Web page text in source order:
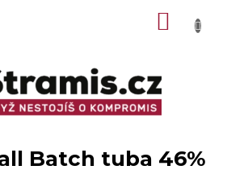
Batch tuba 46%